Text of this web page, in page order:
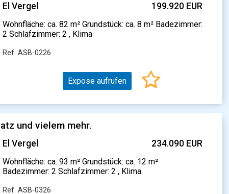
El Vergel 199.920 EUR
Wohnfläche: ca. 82 m² Grundstück: ca. 8 m² Badezimmer:
2 Schlafzimmer: 2 , Klima
Ref. ASB-0226
Expose aufrufen
und vielem mehr.
El Vergel 234.090 EUR
Wohnfläche: ca. 93 m² Grundstück: ca. 12 m²
Badezimmer: 2 Schlafzimmer: 2 , Klima
Ref. ASB-0326